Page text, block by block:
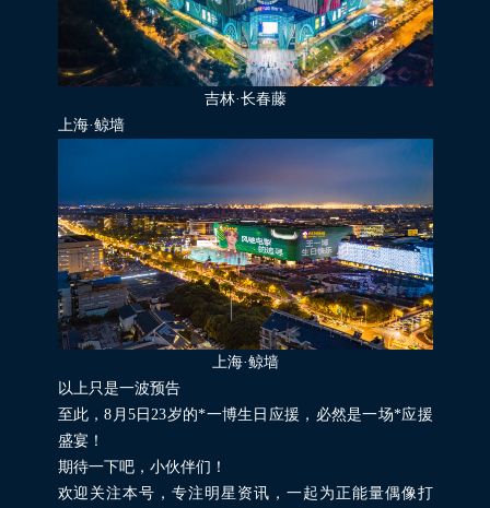
吉林·长春藤
上海·鲸墙
上海·鲸墙
以上只是一波预告
至此，8月5日23岁的*一博生日应援，必然是一场*应援
盛宴！
期待一下吧，小伙伴们！
欢迎关注本号，专注明星资讯，一起为正能量偶像打